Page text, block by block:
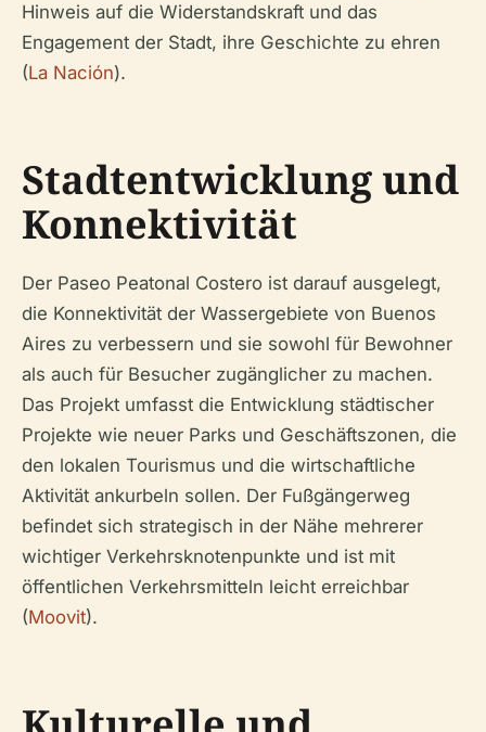
Hinweis auf die Widerstandskraft und das
Engagement der Stadt, ihre Geschichte zu ehren
(La Nación).
Stadtentwicklung und
Konnektivität
Der Paseo Peatonal Costero ist darauf ausgelegt,
die Konnektivität der Wassergebiete von Buenos
Aires zu verbessern und sie sowohl für Bewohner
als auch für Besucher zugänglicher zu machen.
Das Projekt umfasst die Entwicklung städtischer
Projekte wie neuer Parks und Geschäftszonen, die
den lokalen Tourismus und die wirtschaftliche
Aktivität ankurbeln sollen. Der Fußgängerweg
befindet sich strategisch in der Nähe mehrerer
wichtiger Verkehrsknotenpunkte und ist mit
öffentlichen Verkehrsmitteln leicht erreichbar
(Moovit).